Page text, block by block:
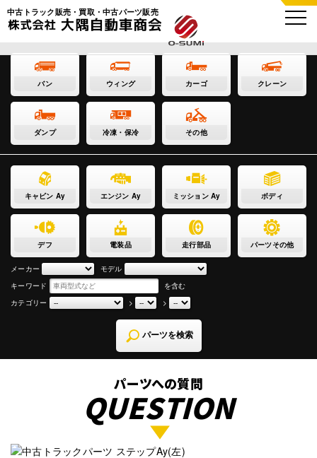
中古トラック販売・買取・中古パーツ販売
バン ウィング カーゴ クレーン
ダンプ 冷凍・保冷 その他
キャビン Ay エンジン Ay ミッション Ay ボディ
デフ 電装品 走行部品 パーツその他
メーカー
モデル
キーワード
を含む
カテゴリー
> >
パーツを検索
パーツへの質問
QUESTION